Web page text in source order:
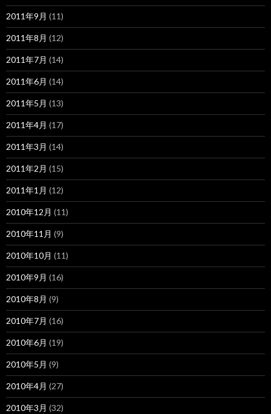
2011年9月 (11)
2011年8月 (12)
2011年7月 (14)
2011年6月 (14)
2011年5月 (13)
2011年4月 (17)
2011年3月 (14)
2011年2月 (15)
2011年1月 (12)
2010年12月 (11)
2010年11月 (9)
2010年10月 (11)
2010年9月 (16)
2010年8月 (9)
2010年7月 (16)
2010年6月 (19)
2010年5月 (9)
2010年4月 (27)
2010年3月 (32)